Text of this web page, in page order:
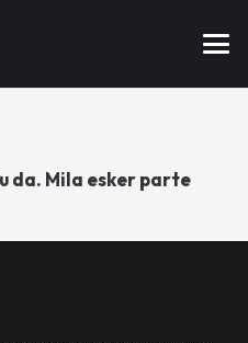
da. Mila esker parte